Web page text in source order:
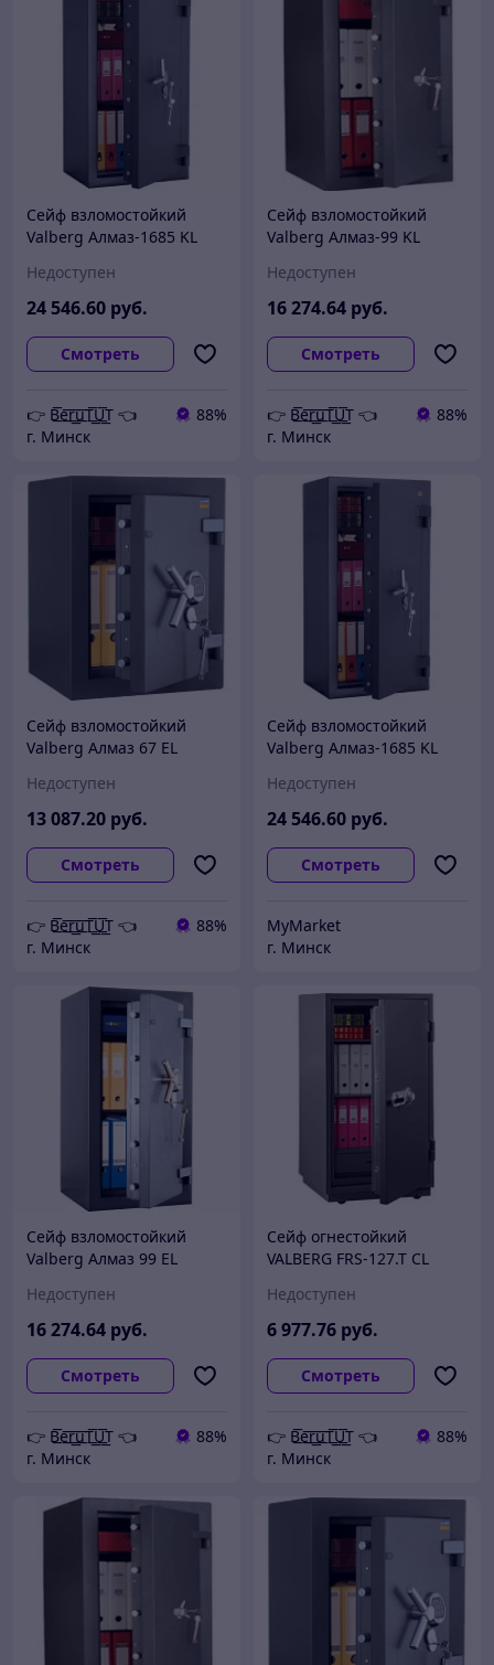
Сейф взломостойкий
Valberg Алмаз-1685 KL
Недоступен
24 546.60 руб.
Смотреть
👉 B͟͞e͟͞r͟͟͞u͟͞T͟͟͞U͟͟͞T 👈
88%
г. Минск
Сейф взломостойкий
Valberg Алмаз-99 KL
Недоступен
16 274.64 руб.
Смотреть
👉 B͟͞e͟͞r͟͟͞u͟͞T͟͟͞U͟͟͞T 👈
88%
г. Минск
Сейф взломостойкий
Valberg Алмаз 67 EL
Недоступен
13 087.20 руб.
Смотреть
👉 B͟͞e͟͞r͟͟͞u͟͞T͟͟͞U͟͟͞T 👈
88%
г. Минск
Сейф взломостойкий
Valberg Алмаз-1685 KL
Недоступен
24 546.60 руб.
Смотреть
MyMarket
г. Минск
Сейф взломостойкий
Valberg Алмаз 99 EL
Недоступен
16 274.64 руб.
Смотреть
👉 B͟͞e͟͞r͟͟͞u͟͞T͟͟͞U͟͟͞T 👈
88%
г. Минск
Сейф огнестойкий
VALBERG FRS-127.T CL
Недоступен
6 977.76 руб.
Смотреть
👉 B͟͞e͟͞r͟͟͞u͟͞T͟͟͞U͟͟͞T 👈
88%
г. Минск